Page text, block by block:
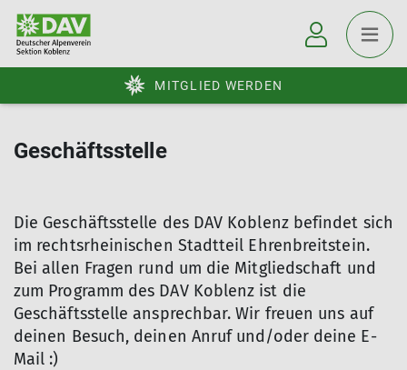
MITGLIED WERDEN
Geschäftsstelle
Die Geschäftsstelle des DAV Koblenz befindet sich
im rechtsrheinischen Stadtteil Ehrenbreitstein.
Bei allen Fragen rund um die Mitgliedschaft und
zum Programm des DAV Koblenz ist die
Geschäftsstelle ansprechbar. Wir freuen uns auf
deinen Besuch, deinen Anruf und/oder deine E-
Mail :)